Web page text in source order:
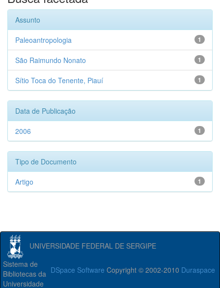
Assunto
1
Paleoantropologia
1
São Raimundo Nonato
1
Sítio Toca do Tenente, Piauí
Data de Publicação
1
2006
Tipo de Documento
1
Artigo
UNIVERSIDADE FEDERAL DE SERGIPE
DSpace Software Copyright © 2002-2010 Duraspace
Sistema de
Bibliotecas da
Universidade